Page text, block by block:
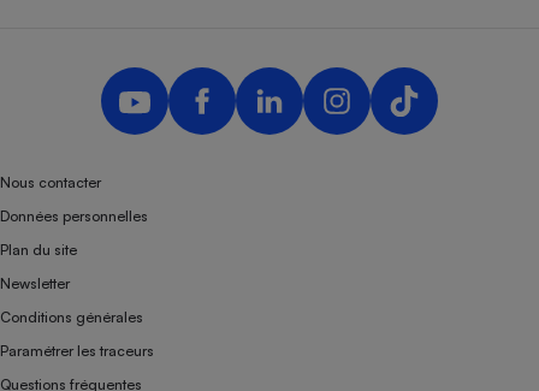
Nous contacter
Données personnelles
Plan du site
Newsletter
Conditions générales
Paramétrer les traceurs
Questions fréquentes